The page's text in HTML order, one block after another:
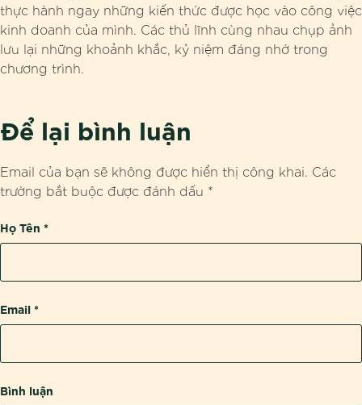
thực hành ngay những kiến thức được học vào công việc
kinh doanh của mình. Các thủ lĩnh cùng nhau chụp ảnh
lưu lại những khoảnh khắc, kỷ niệm đáng nhớ trong
chương trình.
Để lại bình luận
Email của bạn sẽ không được hiển thị công khai. Các
trường bắt buộc được đánh dấu *
Bình luận
Họ Tên *
Email *